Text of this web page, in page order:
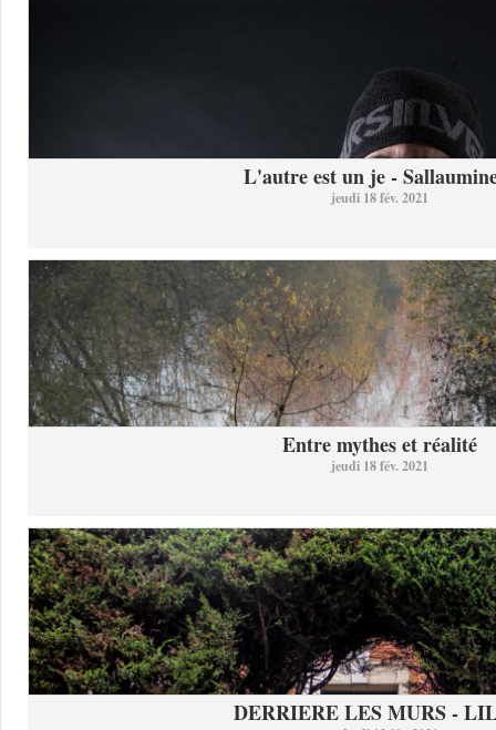
L'autre est un je -
jeudi 18 fév. 2021
Entre mythes et réalité
jeudi 18 fév. 2021
DERRIERE LES MURS -